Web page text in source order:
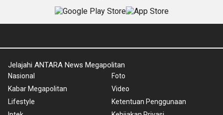
Jelajahi ANTARA News Megapolitan
Nasional
Kabar Megapolitan
Lifestyle
Foto
Video
Ketentuan Penggunaan